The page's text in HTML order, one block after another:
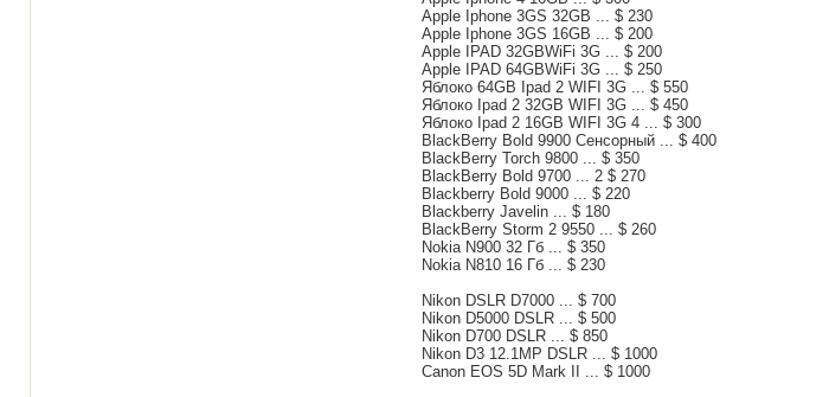
Apple Iphone 3GS 32GB ... $ 230
Apple Iphone 3GS 16GB ... $ 200
Apple IPAD 32GBWiFi 3G ... $ 200
Apple IPAD 64GBWiFi 3G ... $ 250
Яблоко 64GB Ipad 2 WIFI 3G ... $ 550
Яблоко Ipad 2 32GB WIFI 3G ... $ 450
Яблоко Ipad 2 16GB WIFI 3G 4 ... $ 300
BlackBerry Bold 9900 Сенсорный ... $ 400
BlackBerry Torch 9800 ... $ 350
BlackBerry Bold 9700 ... 2 $ 270
Blackberry Bold 9000 ... $ 220
Blackberry Javelin ... $ 180
BlackBerry Storm 2 9550 ... $ 260
Nokia N900 32 Гб ... $ 350
Nokia N810 16 Гб ... $ 230
Nikon DSLR D7000 ... $ 700
Nikon D5000 DSLR ... $ 500
Nikon D700 DSLR ... $ 850
Nikon D3 12.1MP DSLR ... $ 1000
Canon EOS 5D Mark II ... $ 1000